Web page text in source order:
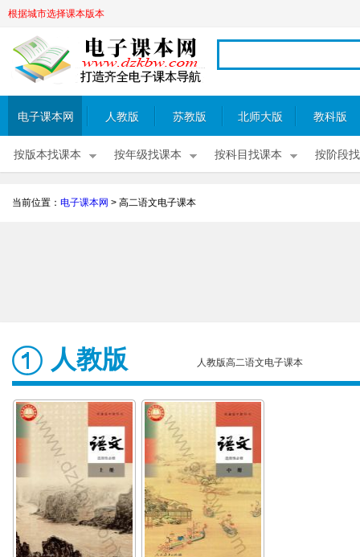
根据城市选择课本版本
电子课本网 人教版 苏教版 北师大版 教科版
按版本找课本 按年级找课本 按科目找课本 按阶段
当前位置： 电子课本网 > 高二语文电子课本
人教版 人教版高二语文电子课本